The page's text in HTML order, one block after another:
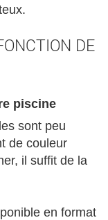
DE
piscine
sont peu
de couleur
il suffit de la
en format